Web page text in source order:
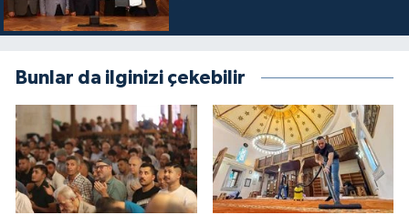
Bunlar da ilginizi çekebilir
Isparta Müftülüğü
İzmir Müftülüğü
Kahramanmaraş Müftülüğü
Karabük Müftülüğü